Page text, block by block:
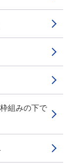
組みの下で